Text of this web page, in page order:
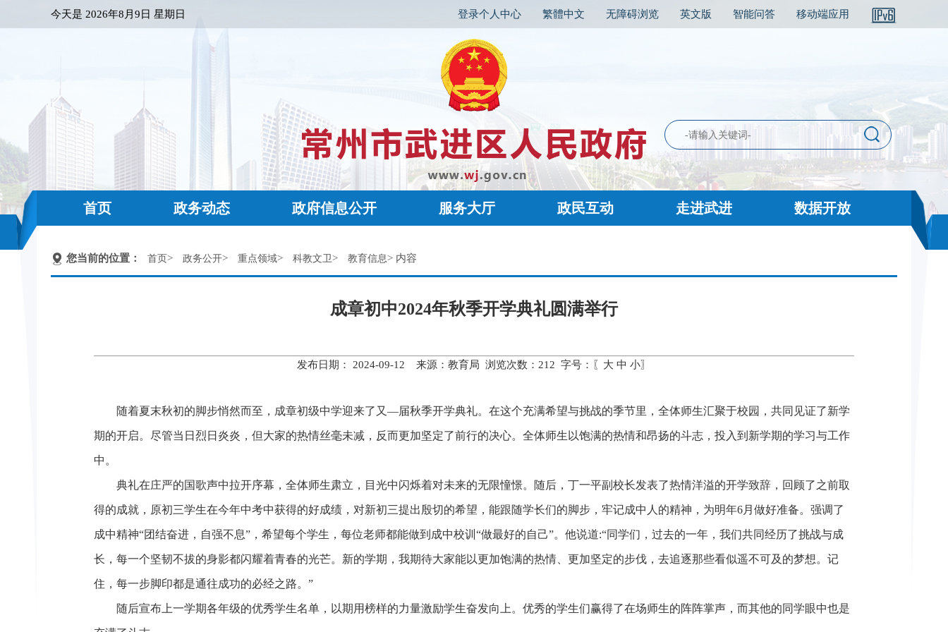
今天是 2026年8月9日 星期日 登录个人中心 繁體中文 无障碍浏览 英文版 智能问答 移动端应用
首页 政务动态 政府信息公开 服务大厅 政民互动 走进武进 数据开放
您当前的位置： 首页> 政务公开> 重点领域> 科教文卫> 教育信息> 内容
成章初中2024年秋季开学典礼圆满举行
发布日期： 2024-09-12 来源：教育局 浏览次数： 212 字号：〖 大 中 小〗
随着夏末秋初的脚步悄然而至，成章初级中学迎来了又—届秋季开学典礼。在这个充满希望与挑战的季节里，全体师生汇聚于校园，共同见证了新学
期的开启。尽管当日烈日炎炎，但大家的热情丝毫未减，反而更加坚定了前行的决心。全体师生以饱满的热情和昂扬的斗志，投入到新学期的学习与工作
中。
典礼在庄严的国歌声中拉开序幕，全体师生肃立，目光中闪烁着对未来的无限憧憬。随后，丁一平副校长发表了热情洋溢的开学致辞，回顾了之前取
得的成就，原初三学生在今年中考中获得的好成绩，对新初三提出殷切的希望，能跟随学长们的脚步，牢记成中人的精神，为明年6月做好准备。强调了
成中精神“团结奋进，自强不息”，希望每个学生，每位老师都能做到成中校训“做最好的自己”。他说道:“同学们，过去的一年，我们共同经历了挑战与成
长，每一个坚韧不拔的身影都闪耀着青春的光芒。新的学期，我期待大家能以更加饱满的热情、更加坚定的步伐，去追逐那些看似遥不可及的梦想。记
住，每一步脚印都是通往成功的必经之路。”
随后宣布上一学期各年级的优秀学生名单，以期用榜样的力量激励学生奋发向上。优秀的学生们赢得了在场师生的阵阵掌声，而其他的同学眼中也是